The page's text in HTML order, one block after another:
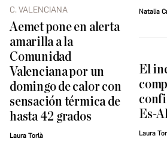
C. VALENCIANA
Aemet pone en alerta
amarilla a la
Comunidad
Valenciana por un
domingo de calor con
sensación térmica de
hasta 42 grados
Laura Torlà
Natalia
El
Es-
Laura